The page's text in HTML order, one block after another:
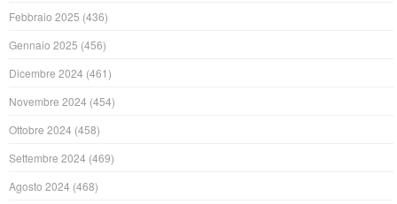
Febbraio 2025 (436)
Gennaio 2025 (456)
Dicembre 2024 (461)
Novembre 2024 (454)
Ottobre 2024 (458)
Settembre 2024 (469)
Agosto 2024 (468)